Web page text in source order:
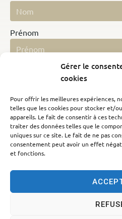
Gérer le
cookies
Pour offrir les meilleures expériences,
telles que les cookies pour stocker et/
appareils. Le fait de consentir à ces
traiter des données telles que le
uniques sur ce site. Le fait de ne pas
consentement peut avoir un effet
et fonctions.
Prénom
Date de naissance
Alternative: